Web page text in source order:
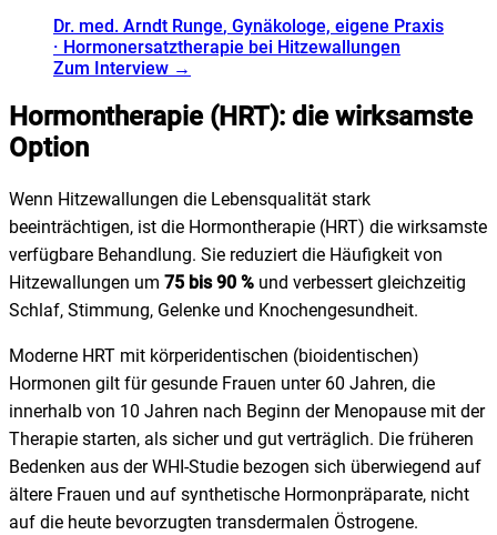
Dr. med. Arndt Runge, Gynäkologe, eigene Praxis
· Hormonersatztherapie bei Hitzewallungen
Zum Interview →
Hormontherapie (HRT): die wirksamste
Option
Wenn Hitzewallungen die Lebensqualität stark
beeinträchtigen, ist die Hormontherapie (HRT) die wirksamste
verfügbare Behandlung. Sie reduziert die Häufigkeit von
Hitzewallungen um 75 bis 90 % und verbessert gleichzeitig
Schlaf, Stimmung, Gelenke und Knochengesundheit.
Moderne HRT mit körperidentischen (bioidentischen)
Hormonen gilt für gesunde Frauen unter 60 Jahren, die
innerhalb von 10 Jahren nach Beginn der Menopause mit der
Therapie starten, als sicher und gut verträglich. Die früheren
Bedenken aus der WHI-Studie bezogen sich überwiegend auf
ältere Frauen und auf synthetische Hormonpräparate, nicht
auf die heute bevorzugten transdermalen Östrogene.